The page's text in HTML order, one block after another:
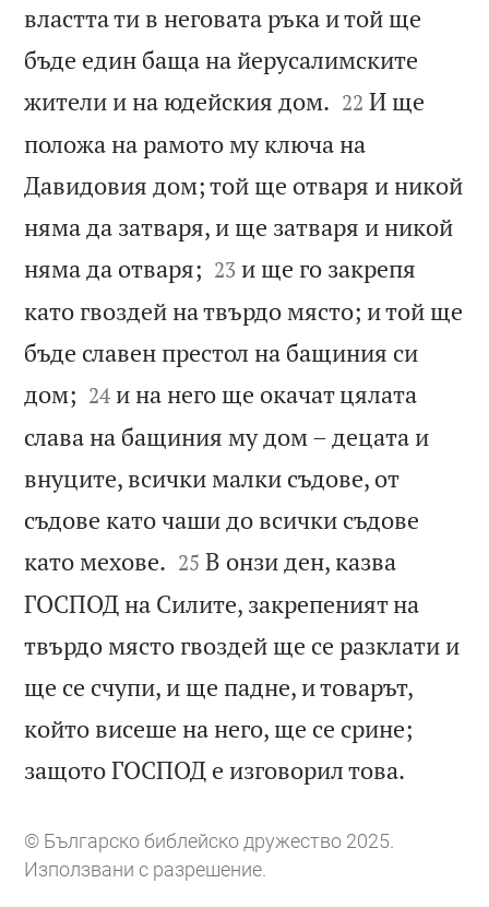
властта ти в неговата ръка и той ще
бъде един баща на йерусалимските
жители и на юдейския дом. 

22 И ще
положа на рамото му ключа на
Давидовия дом; той ще отваря и никой
няма да затваря, и ще затваря и никой
няма да отваря; 

23 и ще го закрепя
като гвоздей на твърдо място; и той ще
бъде славен престол на бащиния си
дом; 

24 и на него ще окачат цялата
слава на бащиния му дом – децата и
внуците, всички малки съдове, от
съдове като чаши до всички съдове
като мехове. 

25 В онзи ден, казва
ГОСПОД на Силите, закрепеният на
твърдо място гвоздей ще се разклати и
ще се счупи, и ще падне, и товарът,
който висеше на него, ще се срине;
защото ГОСПОД е изговорил това.
© Българско библейско дружество 2025.
Използвани с разрешение.